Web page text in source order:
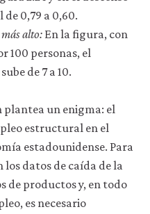
0,79 a 0,60.
alto: En la figura, con
100 personas, el
de 7 a 10.
plantea un enigma: el
estructural en el
estadounidense. Para
los datos de caída de la
de productos y, en todo
es necesario